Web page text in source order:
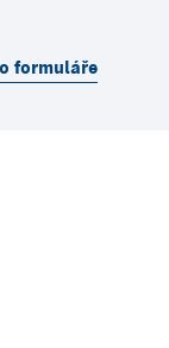
formuláře